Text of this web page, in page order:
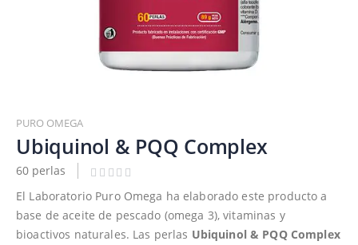
al
comienzo
de
la
galería
imágenes
PURO OMEGA
Ubiquinol & PQQ Complex
60 perlas
El Laboratorio Puro Omega ha elaborado este producto a
base de aceite de pescado (omega 3), vitaminas y
bioactivos naturales. Las perlas Ubiquinol & PQQ Complex